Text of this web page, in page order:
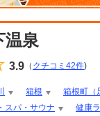
温泉
3.9 （ クチコミ 42件)
箱根 箱根町（
スパ・サウナ 健康